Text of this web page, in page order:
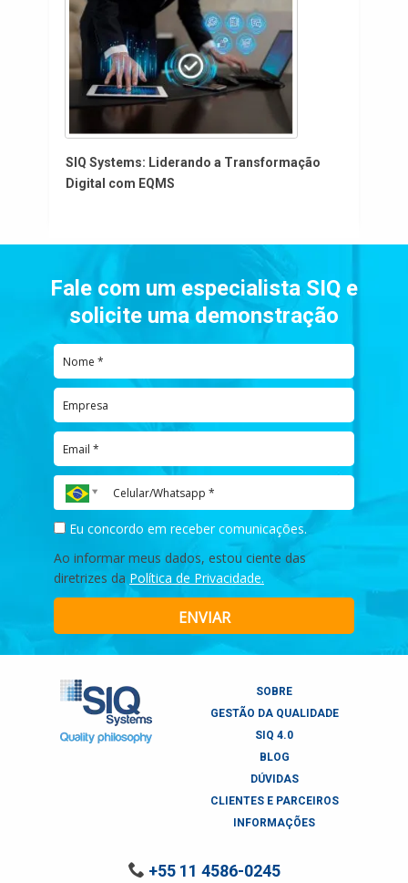
SIQ Systems: Liderando a Transformação
Digital com EQMS
Fale com um especialista SIQ e
solicite uma demonstração
Eu concordo em receber comunicações.
Ao informar meus dados, estou ciente das
diretrizes da Política de Privacidade.
ENVIAR
SOBRE
GESTÃO DA QUALIDADE
SIQ 4.0
BLOG
DÚVIDAS
CLIENTES E PARCEIROS
INFORMAÇÕES
+55 11 4586-0245